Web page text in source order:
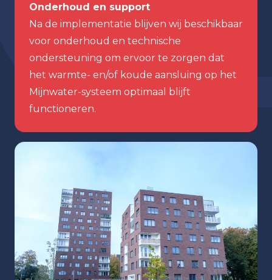
Onderhoud en support
Na de implementatie blijven wij beschikbaar
voor onderhoud en technische
ondersteuning om ervoor te zorgen dat
het warmte- en/of koude aansluing op het
Mijnwater-systeem optimaal blijft
functioneren.